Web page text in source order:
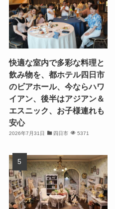
快適な室内で多彩な料理と
飲み物を、都ホテル四日市
のビアホール、今ならハワ
イアン、後半はアジアン＆
エスニック、お子様連れも
安心
2026年7月31日 四日市 5371